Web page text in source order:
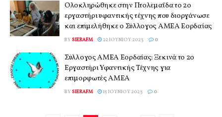
Ολοκληρώθηκε στην Πτολεμαΐδα το 2ο
εργαστήρι υφαντικής τέχνης που διοργάνωσε
και επιμελήθηκε ο Σύλλογος ΑΜΕΑ Εορδαίας
BY SIERAFM 22 ΙΟΥΝΊΟΥ 2023 0
Σύλλογος ΑΜΕΑ Εορδαίας: Ξεκινά το 2ο
Εργαστήρι Υφαντικής Τέχνης για
επιμορφωτές ΑΜΕΑ
BY SIERAFM 15 ΙΟΥΝΊΟΥ 2023 0